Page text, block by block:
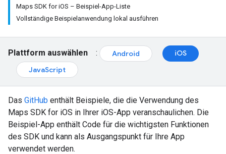
Maps SDK for iOS – Beispiel-App-Liste
Vollständige Beispielanwendung lokal ausführen
Plattform auswählen : Android
iOS
JavaScript
Das GitHub enthält Beispiele, die die Verwendung des
Maps SDK for iOS in Ihrer iOS-App veranschaulichen. Die
Beispiel-App enthält Code für die wichtigsten Funktionen
des SDK und kann als Ausgangspunkt für Ihre App
verwendet werden.